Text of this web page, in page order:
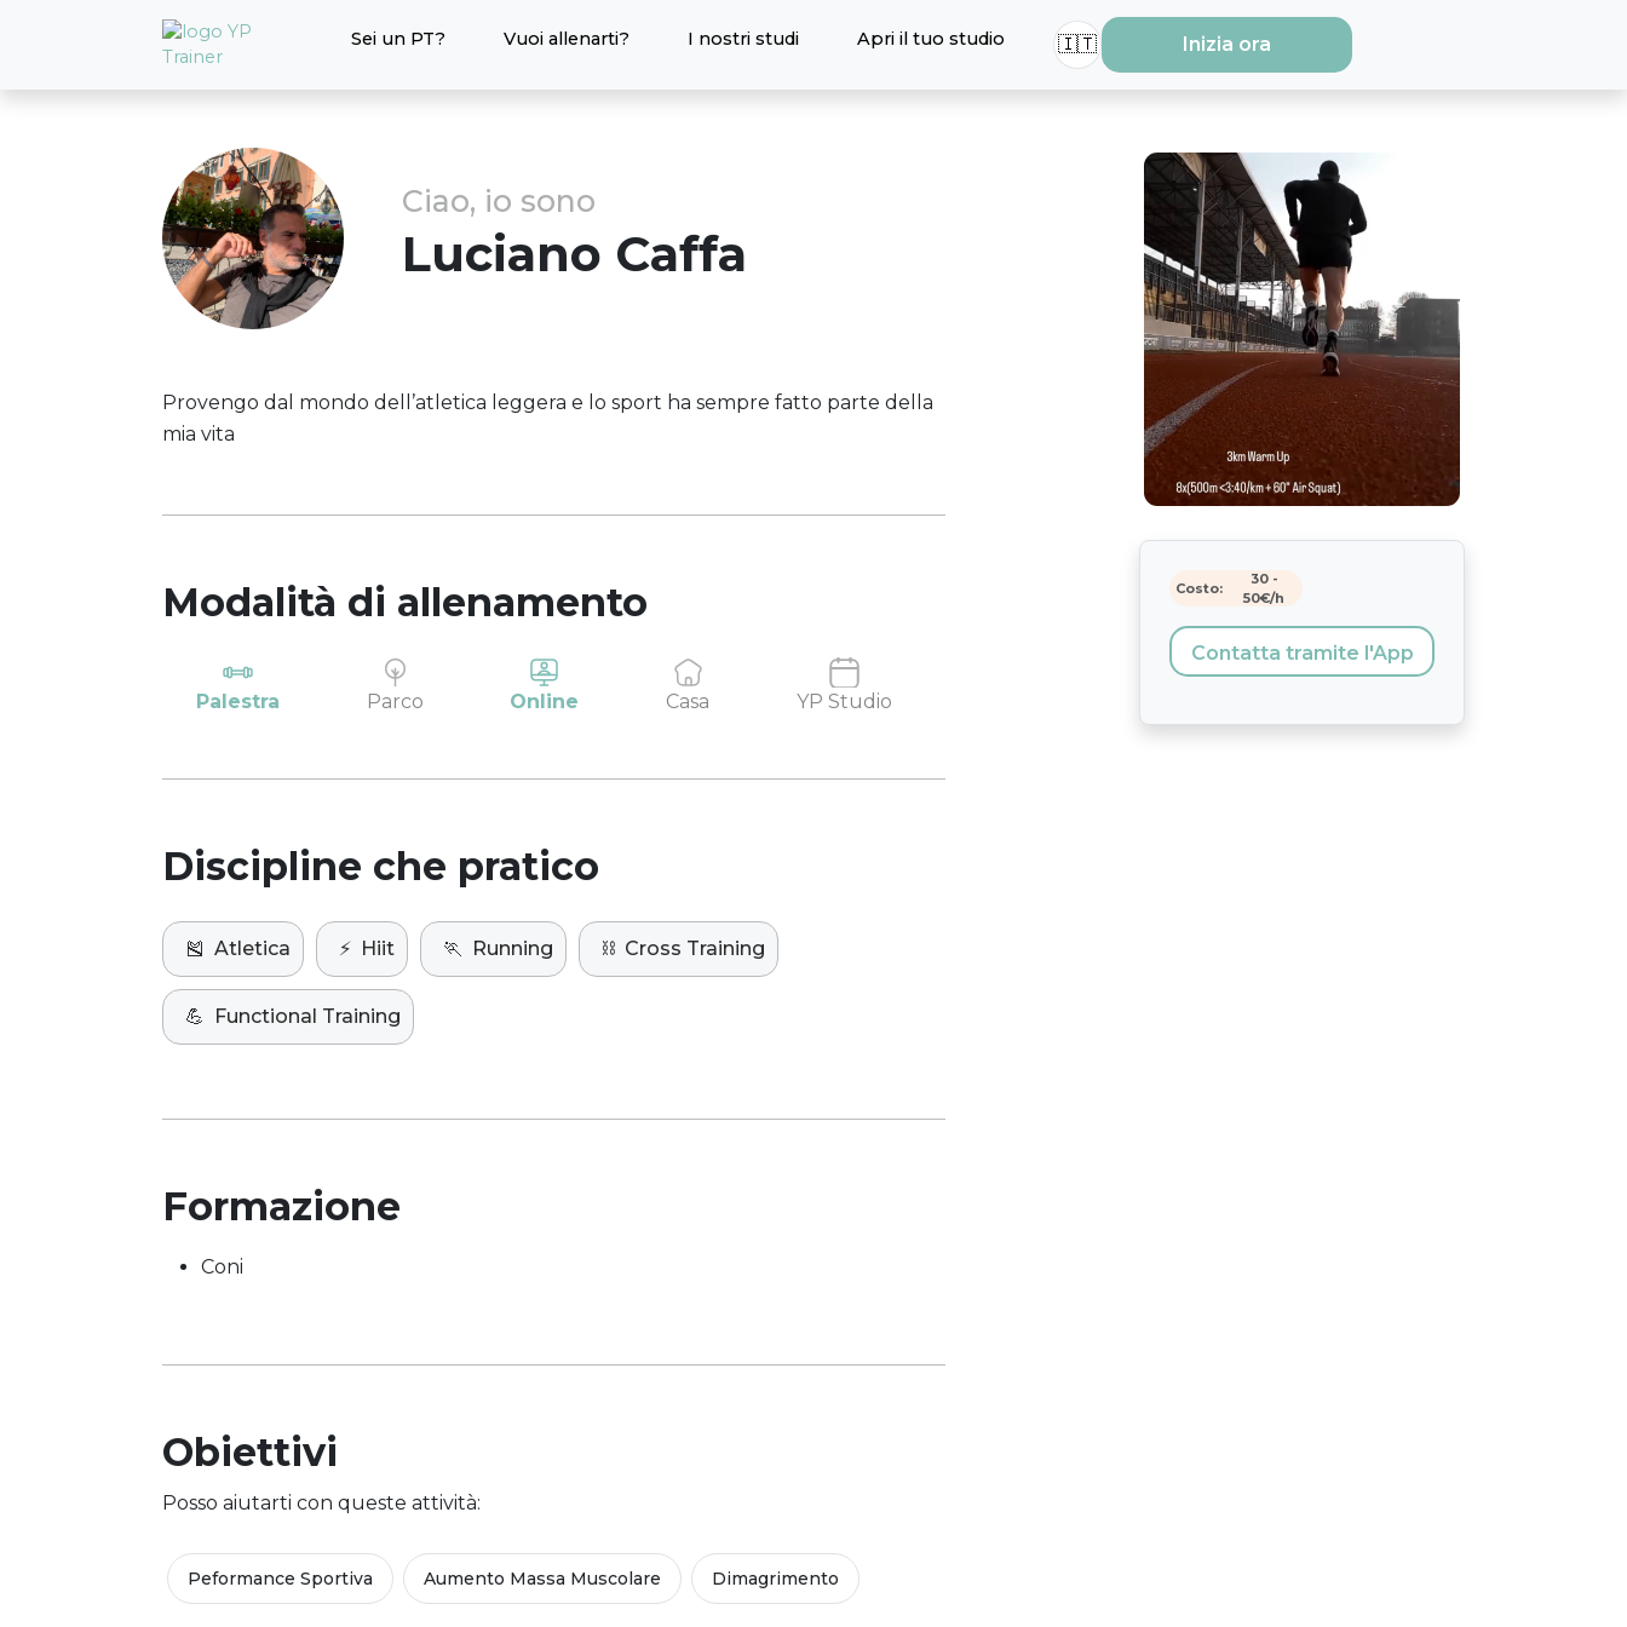
Sei un PT? Vuoi allenarti? I nostri studi Apri il tuo studio 🇮🇹 Inizia ora
Ciao, io sono
Luciano Caffa
Provengo dal mondo dell’atletica leggera e lo sport ha sempre fatto parte della
mia vita
Modalità di allenamento
Palestra Parco Online Casa YP Studio
Discipline che pratico
🎽 Atletica ⚡️ Hiit 🏃 Running ⛓️ Cross Training
💪 Functional Training
Formazione
Coni
Obiettivi
Posso aiutarti con queste attività:
Peformance Sportiva Aumento Massa Muscolare Dimagrimento
Costo:
30-
50€/h
Contatta tramite l'App